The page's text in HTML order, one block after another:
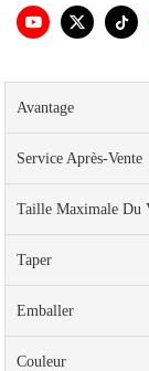
Avantage
Service Après-Vente
Taille Maximale Du
Taper
Emballer
Couleur